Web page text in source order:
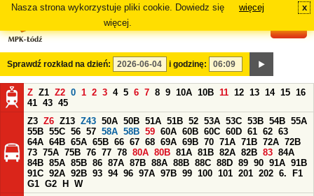
Nasza strona wykorzystuje pliki cookie. Dowiedz się
więcej.
więcej x
Sprawdź rozkład na dzień: i godzinę:
Z Z1 Z2 0 1 2 3 4 5 6 7 8 9 10A 10B 11 12 13 14 15 16
41 43 45
Z3 Z6 Z13 Z43 50A 50B 51A 51B 52 53A 53C 53B 54B 55A
55B 55C 56 57 58A 58B 59 60A 60B 60C 60D 61 62 63
64A 64B 65A 65B 66 67 68 69A 69B 70 71A 71B 72A 72B
73 75A 75B 76 77 78 80A 80B 81A 81B 82A 82B 83 84A
84B 85A 85B 86 87A 87B 88A 88B 88C 88D 89 90 91A 91B
91C 92A 92B 93 94 96 97A 97B 99 100 101 201 202 6.
F1
G1 G2 H
W